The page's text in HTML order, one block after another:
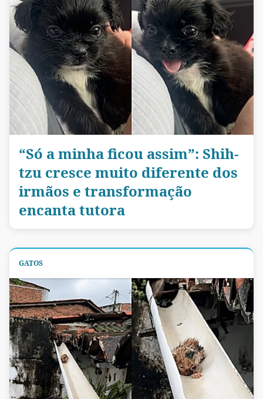
“Só a minha ficou assim”: Shih-
tzu cresce muito diferente dos
irmãos e transformação
encanta tutora
GATOS